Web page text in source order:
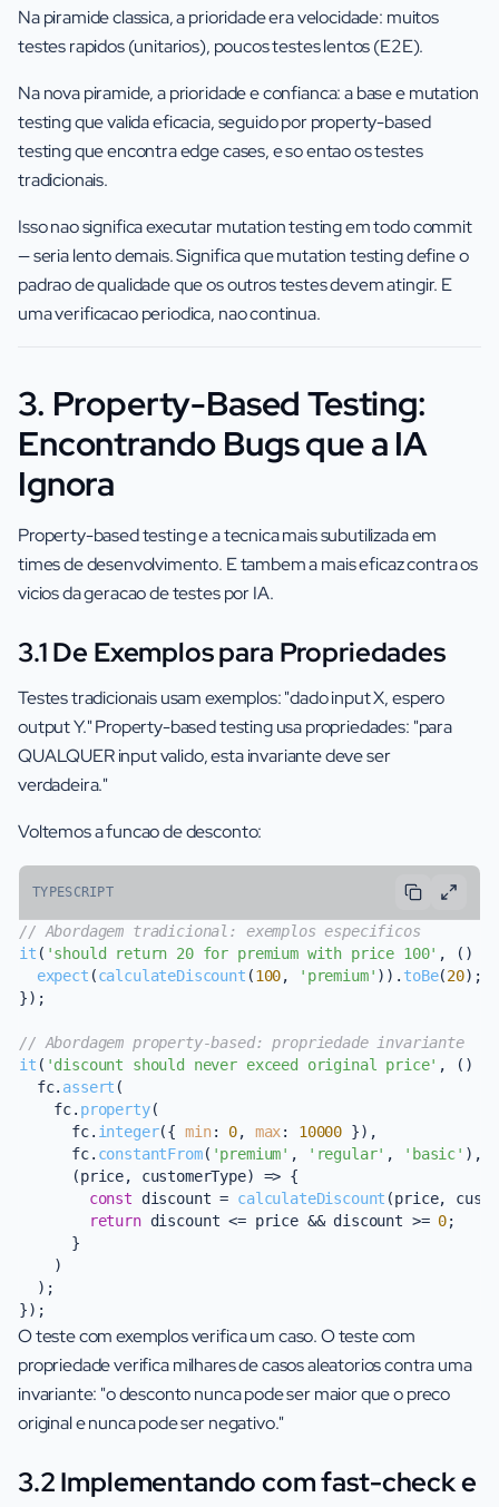
Na piramide classica, a prioridade era velocidade: muitos
testes rapidos (unitarios), poucos testes lentos (E2E).
Na nova piramide, a prioridade e confianca: a base e mutation
testing que valida eficacia, seguido por property-based
testing que encontra edge cases, e so entao os testes
tradicionais.
Isso nao significa executar mutation testing em todo commit
— seria lento demais. Significa que mutation testing define o
padrao de qualidade que os outros testes devem atingir. E
uma verificacao periodica, nao continua.
3. Property-Based Testing:
Encontrando Bugs que a IA
Ignora
Property-based testing e a tecnica mais subutilizada em
times de desenvolvimento. E tambem a mais eficaz contra os
vicios da geracao de testes por IA.
3.1 De Exemplos para Propriedades
Testes tradicionais usam exemplos: "dado input X, espero
output Y." Property-based testing usa propriedades: "para
QUALQUER input valido, esta invariante deve ser
verdadeira."
Voltemos a funcao de desconto:
TYPESCRIPT
// Abordagem tradicional: exemplos especificos
it ( 'should return 20 for premium with price 100' ,
() =>
expect (calculateDiscount (100, 'premium' )). toBe(20);
});
// Abordagem property-based: propriedade invariante
it ( 'discount should never exceed original price' ,
() =>
  fc.
assert (
    fc.
property(
      fc.
integer({ min: 0, max: 10000 }),
      fc.
constantFrom( 'premium' , 'regular' , 'basic' ),
(price, customerType) => {
const discount = calculateDiscount (price,
return discount <= price && discount >= 0;
      }
    )
  );
O teste com exemplos verifica um caso. O teste com
propriedade verifica milhares de casos aleatorios contra uma
invariante: "o desconto nunca pode ser maior que o preco
original e nunca pode ser negativo."
3.2 Implementando com fast-check e